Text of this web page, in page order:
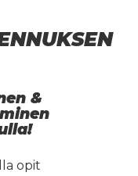
&
opit